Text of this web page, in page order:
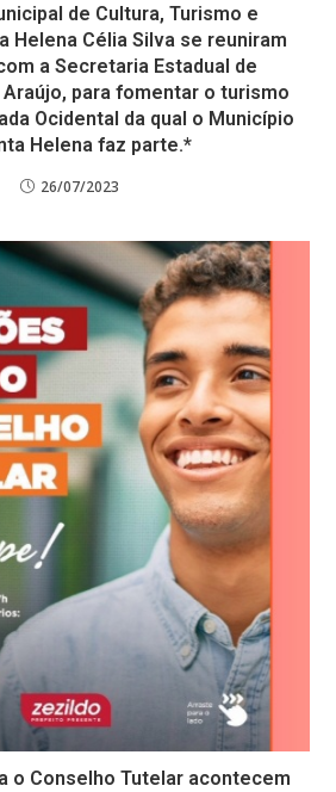
de Cultura, Turismo e
Helena Célia Silva se reuniram
a Secretaria Estadual de
para fomentar o turismo
Ocidental da qual o Município
Helena faz parte.*
26/07/2023
o Conselho Tutelar acontecem